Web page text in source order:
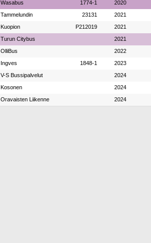
Wasabus 1774-1 2020
Tammelundin 23131 2021
Kuopion P212019 2021
Turun Citybus 2021
OlliBus 2022
Ingves 1848-1 2023
V-S Bussipalvelut 2024
Kosonen 2024
Oravaisten Liikenne 2024